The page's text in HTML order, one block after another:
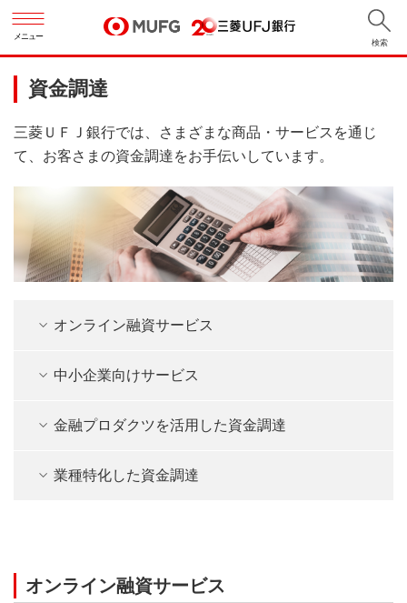
メニュー
検索
資金調達
三菱ＵＦＪ銀行では、さまざまな商品・サービスを通じ
て、お客さまの資金調達をお手伝いしています。
オンライン融資サービス
中小企業向けサービス
金融プロダクツを活用した資金調達
業種特化した資金調達
オンライン融資サービス